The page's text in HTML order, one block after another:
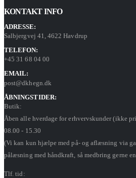
KONTAKT INFO
ADRESSE:
Salbjergvej 41, 4622 Havdrup
TELEFON:
+45 31 68 04 00
EMAIL:
post@dkhegn.dk
ÅBNINGSTIDER:
Butik:
Åben alle hverdage for erhvervskunder (ikke
08.00 - 15.30
(Vi kan kun hjælpe med på- og aflæsning via
pålæsning med håndkraft, så medbring gerne
Tlf. tid: